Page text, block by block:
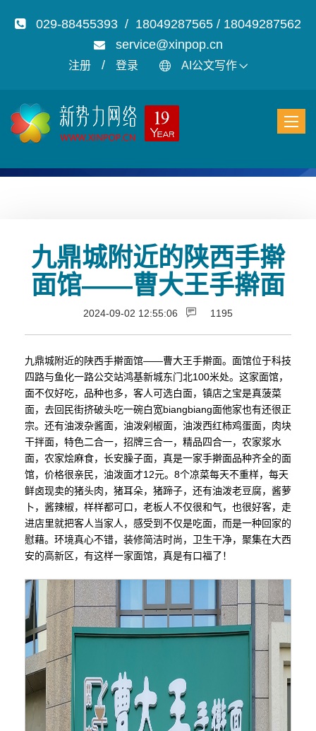
029-88455393 / 18049287565 / 18049287562
service@xinpop.cn
注册 / 登录 AI公文写作
九鼎城附近的陕西手擀
面馆——曹大王手擀面
2024-09-02 12:55:06 1195
九鼎城附近的陕西手擀面馆——曹大王手擀面。面馆位于科技
四路与鱼化一路公交站鸿基新城东门北100米处。这家面馆，
面不仅好吃，品种也多，客人可选白面，镇店之宝是真菠菜
面，去回民街挤破头吃一碗白宽biangbiang面他家也有还很正
宗。还有油泼杂酱面，油泼剁椒面，油泼西红柿鸡蛋面，肉块
干拌面，特色二合一，招牌三合一，精品四合一，农家浆水
面，农家烩麻食，长安臊子面，真是一家手擀面品种齐全的面
馆，价格很亲民，油泼面才12元。8个凉菜每天不重样，每天
鲜卤现卖的猪头肉，猪耳朵，猪蹄子，还有油泼老豆腐，酱萝
卜，酱辣椒，样样都可口，老板人不仅很和气，也很好客，走
进店里就把客人当家人，感受到不仅是吃面，而是一种回家的
慰藉。环境真心不错，装修简洁时尚，卫生干净，聚集在大西
安的高新区，有这样一家面馆，真是有口福了！